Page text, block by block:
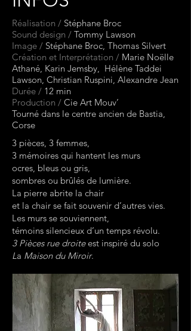
Réalisation / Stéphane Broc
Sound design / Tommy Lawson
Image / Stéphane Broc, Thomas Silvert
Création et Interprétation / Marie Noëlle
Athané, Karin Jemsby, Hélène Taddei
Lawson, Christian Ruspini, Alexandre Jean
Durée / 12 min
Production / Cie Art Mouv’
Tourné dans le centre ancien de Bastia,
Corse
3 pièces, 3 femmes,
3 mémoires qui hantent les murs
ocres, bleus ou gris,
sombres ou brûlés de lumière.
La pierre abrite la chair
et la chair se fait souvenir d’autres vies.
Les murs se souviennent,
témoins silencieux d’un temps révolu.
3 Pièces rue droiteest inspiré du solo
La Maison du Miroir.